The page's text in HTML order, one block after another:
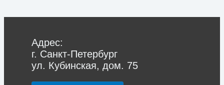
Адрес:
г. Санкт-Петербург
ул. Кубинская, дом. 75